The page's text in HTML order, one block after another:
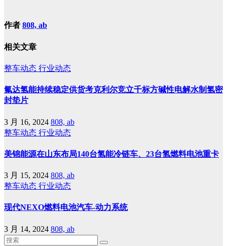
作者 808, ab
相关文章
整车动态 行业动态
氟达氢能持续稳定供货考克利尔竞立千标方碱性电解水制氢密
封垫片
3 月 16, 2024 808, ab
整车动态 行业动态
美锦能源在山东布局140台氢能冷链车、23台氢燃料电池重卡
3 月 15, 2024 808, ab
整车动态 行业动态
现代NEXO燃料电池汽车-动力系统
3 月 14, 2024 808, ab